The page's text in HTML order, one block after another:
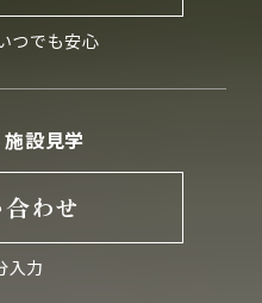
つでも安心
設見学
わせ
入力